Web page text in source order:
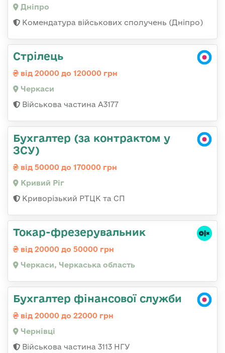
Дніпро
Комендатура військових сполучень (Дніпро)
Стрілець
від 20000 до 120000 грн
Черкаси
Військова частина А3177
Бухгалтер (за контрактом у
ЗСУ)
від 50000 до 170000 грн
Кривий Ріг
Криворізький РТЦК та СП
Токар-фрезерувальник
від 20000 до 50000 грн
Черкаси, Черкаська область
Бухгалтер фінансової служби
від 20000 до 22000 грн
Чернівці
Військова частина 3113 НГУ